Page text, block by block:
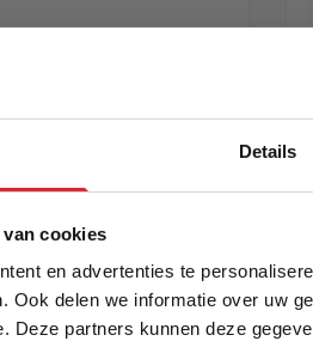
Details
cookies
en advertenties te
Ook delen we informatie over uw
Deze partners kunnen deze
5%